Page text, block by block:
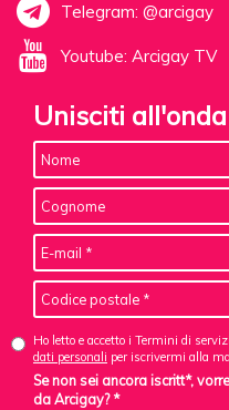
Telegram: @arcigay
Youtube: Arcigay TV
Unisciti
Ho letto e accetto i Termini di
dati personali per iscrivermi alla
Se non sei ancora iscritt*,
da Arcigay? *